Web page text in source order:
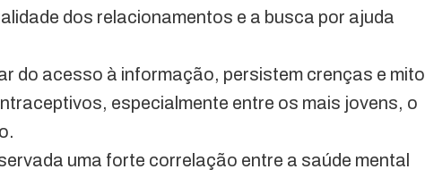
dos relacionamentos e a busca por ajuda
do acesso à informação, persistem crenças e
especialmente entre os mais jovens, o
uma forte correlação entre a saúde mental